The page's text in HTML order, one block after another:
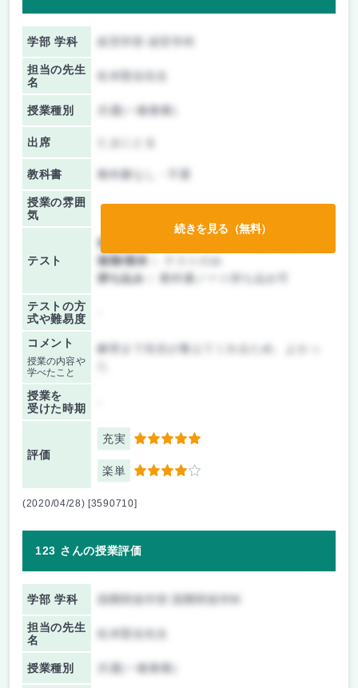
学部 学科
担当の先生
名
授業種別 共通(一般教養)
出席
教科書 教科書なし・不要
授業の雰囲
気
テスト
前期/中間：
後期/期末：
持ち込み：
教科書ノート持ち込み可
テストの方
式や難易度
コメント
授業の内容や
学べたこと
解答まで先生が教えてくれるため、よかっ
授業を
受けた時期
評価
充実 5
楽単 4
続きを見る（無料）
(2020/04/28) [3590710]
123 さんの授業評価
学部 学科
担当の先生
名
授業種別 共通(一般教養)